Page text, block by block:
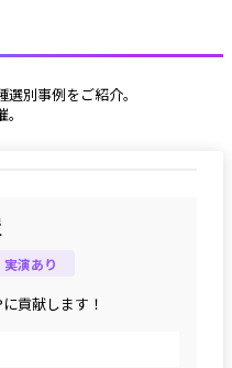
別事例をご紹介。
実演あり
貢献します！